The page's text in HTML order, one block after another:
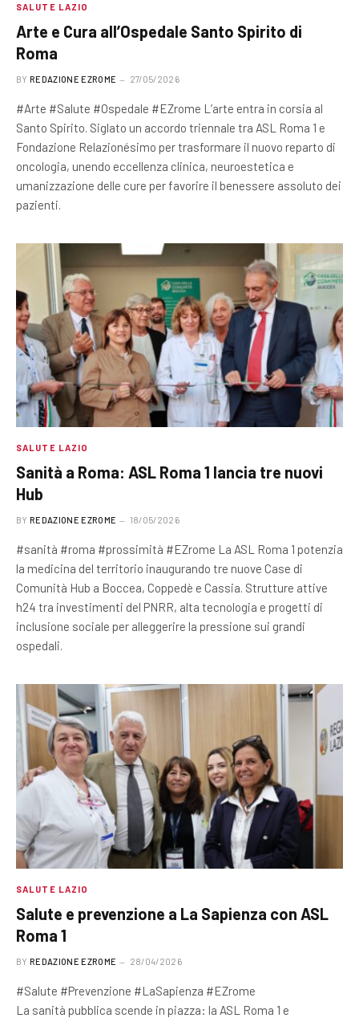
SALUTE LAZIO
Arte e Cura all’Ospedale Santo Spirito di
Roma
BY REDAZIONE EZROME 27/05/2026
#Arte #Salute #Ospedale #EZrome L’arte entra in corsia al
Santo Spirito. Siglato un accordo triennale tra ASL Roma 1 e
Fondazione Relazionésimo per trasformare il nuovo reparto di
oncologia, unendo eccellenza clinica, neuroestetica e
umanizzazione delle cure per favorire il benessere assoluto dei
pazienti.
SALUTE LAZIO
Sanità a Roma: ASL Roma 1 lancia tre nuovi
Hub
BY REDAZIONE EZROME 18/05/2026
#sanità #roma #prossimità #EZrome La ASL Roma 1 potenzia
la medicina del territorio inaugurando tre nuove Case di
Comunità Hub a Boccea, Coppedè e Cassia. Strutture attive
h24 tra investimenti del PNRR, alta tecnologia e progetti di
inclusione sociale per alleggerire la pressione sui grandi
ospedali.
SALUTE LAZIO
Salute e prevenzione a La Sapienza con ASL
Roma 1
BY REDAZIONE EZROME 28/04/2026
#Salute #Prevenzione #LaSapienza #EZrome
La sanità pubblica scende in piazza: la ASL Roma 1 e